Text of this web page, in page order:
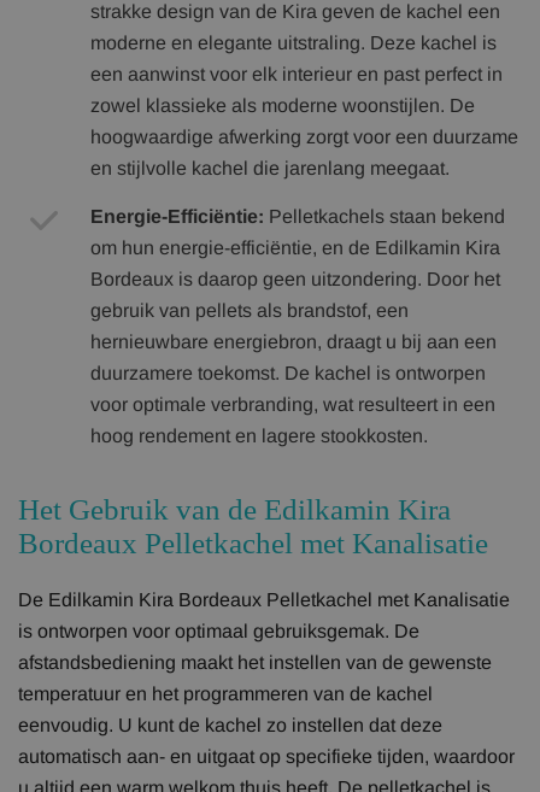
strakke design van de Kira geven de kachel een
moderne en elegante uitstraling. Deze kachel is
een aanwinst voor elk interieur en past perfect in
zowel klassieke als moderne woonstijlen. De
hoogwaardige afwerking zorgt voor een duurzame
en stijlvolle kachel die jarenlang meegaat.
Energie-Efficiëntie: Pelletkachels staan bekend
om hun energie-efficiëntie, en de Edilkamin Kira
Bordeaux is daarop geen uitzondering. Door het
gebruik van pellets als brandstof, een
hernieuwbare energiebron, draagt u bij aan een
duurzamere toekomst. De kachel is ontworpen
voor optimale verbranding, wat resulteert in een
hoog rendement en lagere stookkosten.
Het Gebruik van de Edilkamin Kira
Bordeaux Pelletkachel met Kanalisatie
De Edilkamin Kira Bordeaux Pelletkachel met Kanalisatie
is ontworpen voor optimaal gebruiksgemak. De
afstandsbediening maakt het instellen van de gewenste
temperatuur en het programmeren van de kachel
eenvoudig. U kunt de kachel zo instellen dat deze
automatisch aan- en uitgaat op specifieke tijden, waardoor
u altijd een warm welkom thuis heeft. De pelletkachel is